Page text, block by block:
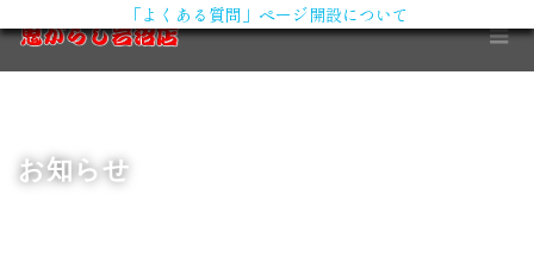
「よくある質問」ページ開設について
お知らせ